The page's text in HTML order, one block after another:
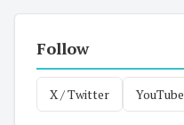
Follow
X / Twitter YouTube